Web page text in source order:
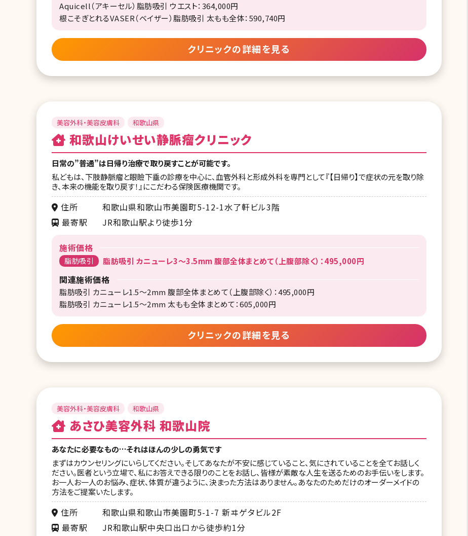
Aquicell（アキーセル）脂肪吸引 ウエスト：364,000円
根こそぎとれるVASER（ベイザー）脂肪吸引 太もも全体：590,740円
クリニックの詳細を見る
美容外科・美容皮膚科 和歌山県
和歌山けいせい静脈瘤クリニック
日常の”普通”は日帰り治療で取り戻すことが可能です。
私どもは、下肢静脈瘤と眼瞼下垂の診療を中心に、血管外科と形成外科を専門として『【日帰り】で症状の元を取り除
き、本来の機能を取り戻す！』にこだわる保険医療機関です。
住所
和歌山県和歌山市美園町5-12-1水了軒ビル3階
最寄駅
JR和歌山駅より徒歩1分
施術価格
脂肪吸引 脂肪吸引 カニューレ3～3.5mm 腹部全体まとめて（上腹部除く）：495,000円
関連施術価格
脂肪吸引 カニューレ1.5～2mm 腹部全体まとめて（上腹部除く）：495,000円
脂肪吸引 カニューレ1.5～2mm 太もも全体まとめて：605,000円
クリニックの詳細を見る
美容外科・美容皮膚科 和歌山県
あさひ美容外科 和歌山院
あなたに必要なもの…それはほんの少しの勇気です
まずはカウンセリングにいらしてください。そしてあなたが不安に感じていること、気にされていることを全てお話しく
ださい。医者という立場で、私にお答えできる限りのことをお話し、皆様が素敵な人生を送るためのお手伝いをします。
お一人お一人のお悩み、症状、体質が違うように、決まった方法はありません。あなたのためだけのオーダーメイドの
方法をご提案いたします。
住所
和歌山県和歌山市美園町5-1-7 新ヰゲタビル2F
最寄駅
JR和歌山駅中央口出口から徒歩約1分